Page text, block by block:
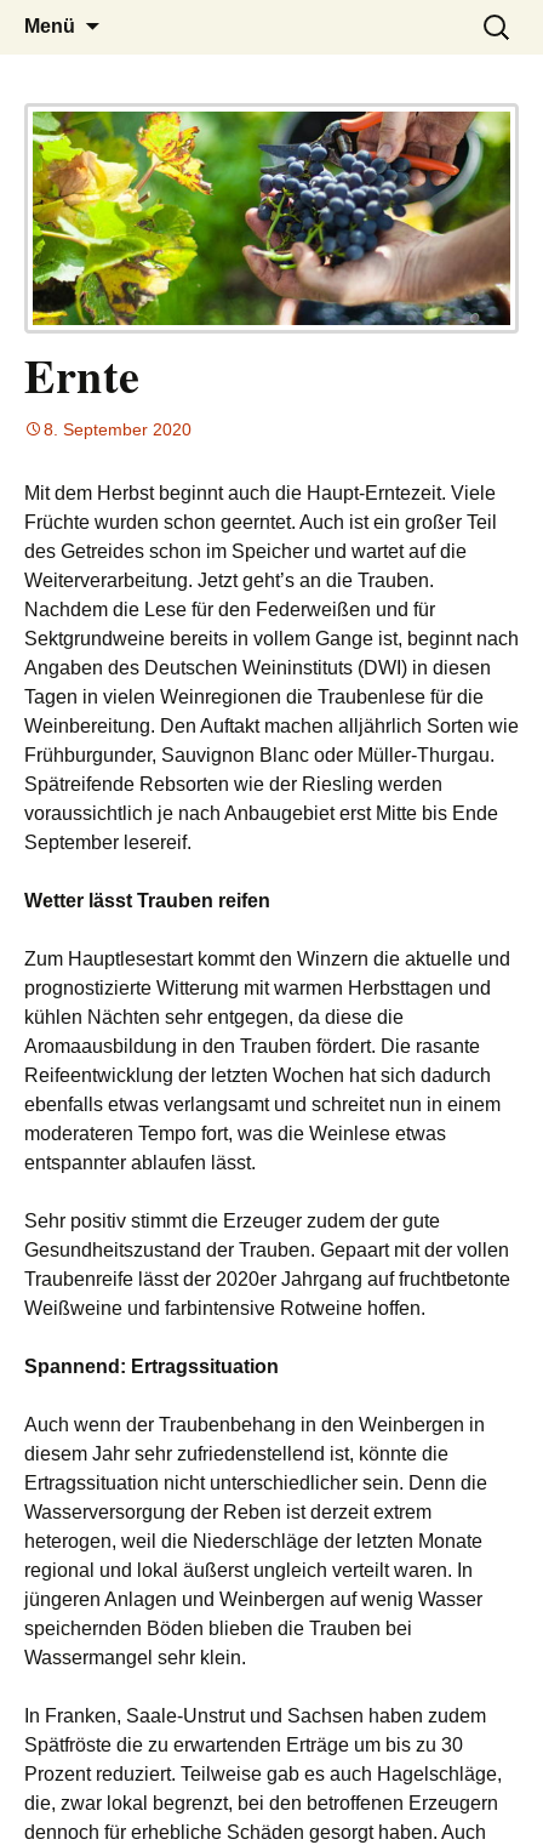
LUCKX
– das Magazin
Menü
Suchen
nach:
Ernte
8. September 2020
Mit dem Herbst beginnt auch die Haupt-Erntezeit. Viele
Früchte wurden schon geerntet. Auch ist ein großer Teil
des Getreides schon im Speicher und wartet auf die
Weiterverarbeitung. Jetzt geht’s an die Trauben.
Nachdem die Lese für den Federweißen und für
Sektgrundweine bereits in vollem Gange ist, beginnt nach
Angaben des Deutschen Weininstituts (DWI) in diesen
Tagen in vielen Weinregionen die Traubenlese für die
Weinbereitung. Den Auftakt machen alljährlich Sorten wie
Frühburgunder, Sauvignon Blanc oder Müller-Thurgau.
Spätreifende Rebsorten wie der Riesling werden
voraussichtlich je nach Anbaugebiet erst Mitte bis Ende
September lesereif.
Wetter lässt Trauben reifen
Zum Hauptlesestart kommt den Winzern die aktuelle und
prognostizierte Witterung mit warmen Herbsttagen und
kühlen Nächten sehr entgegen, da diese die
Aromaausbildung in den Trauben fördert. Die rasante
Reifeentwicklung der letzten Wochen hat sich dadurch
ebenfalls etwas verlangsamt und schreitet nun in einem
moderateren Tempo fort, was die Weinlese etwas
entspannter ablaufen lässt.
Sehr positiv stimmt die Erzeuger zudem der gute
Gesundheitszustand der Trauben. Gepaart mit der vollen
Traubenreife lässt der 2020er Jahrgang auf fruchtbetonte
Weißweine und farbintensive Rotweine hoffen.
Spannend: Ertragssituation
Auch wenn der Traubenbehang in den Weinbergen in
diesem Jahr sehr zufriedenstellend ist, könnte die
Ertragssituation nicht unterschiedlicher sein. Denn die
Wasserversorgung der Reben ist derzeit extrem
heterogen, weil die Niederschläge der letzten Monate
regional und lokal äußerst ungleich verteilt waren. In
jüngeren Anlagen und Weinbergen auf wenig Wasser
speichernden Böden blieben die Trauben bei
Wassermangel sehr klein.
In Franken, Saale-Unstrut und Sachsen haben zudem
Spätfröste die zu erwartenden Erträge um bis zu 30
Prozent reduziert. Teilweise gab es auch Hagelschläge,
die, zwar lokal begrenzt, bei den betroffenen Erzeugern
dennoch für erhebliche Schäden gesorgt haben. Auch